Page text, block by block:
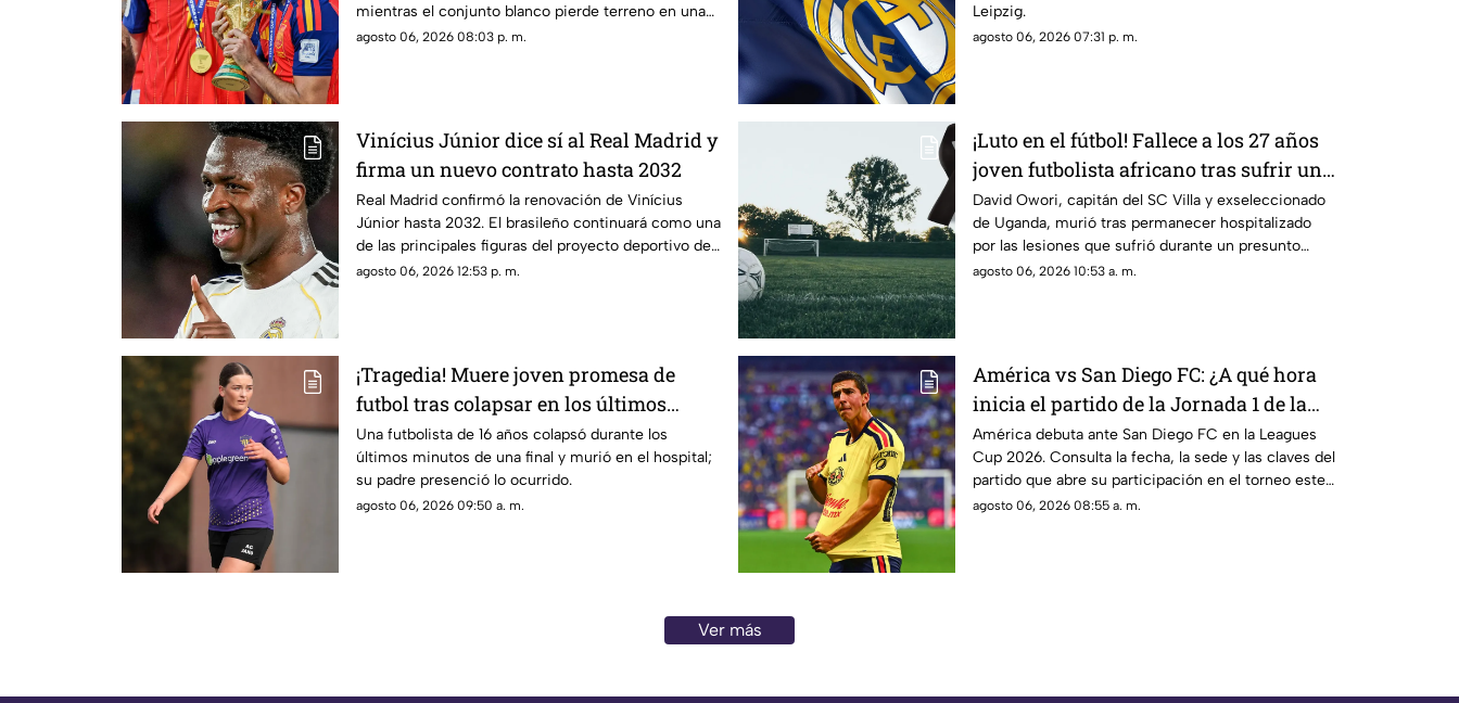
mientras el conjunto blanco pierde terreno en una
de las operaciones más importantes del mercado.
agosto 06, 2026 08:03 p. m.
Leipzig.
agosto 06, 2026 07:31 p. m.
Vinícius Júnior dice sí al Real Madrid y
firma un nuevo contrato hasta 2032
Real Madrid confirmó la renovación de Vinícius
Júnior hasta 2032. El brasileño continuará como una
de las principales figuras del proyecto deportivo del
club español.
agosto 06, 2026 12:53 p. m.
¡Luto en el fútbol! Fallece a los 27 años
joven futbolista africano tras sufrir un
presunto asalto
David Owori, capitán del SC Villa y exseleccionado
de Uganda, murió tras permanecer hospitalizado
por las lesiones que sufrió durante un presunto
intento de asalto cerca de su domicilio.
agosto 06, 2026 10:53 a. m.
¡Tragedia! Muere joven promesa de
futbol tras colapsar en los últimos
minutos de una final
Una futbolista de 16 años colapsó durante los
últimos minutos de una final y murió en el hospital;
su padre presenció lo ocurrido.
agosto 06, 2026 09:50 a. m.
América vs San Diego FC: ¿A qué hora
inicia el partido de la Jornada 1 de la
Leagues Cup 2026?
América debuta ante San Diego FC en la Leagues
Cup 2026. Consulta la fecha, la sede y las claves del
partido que abre su participación en el torneo este
jueves.
agosto 06, 2026 08:55 a. m.
Ver más